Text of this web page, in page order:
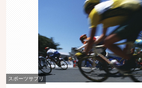
スポーツサプリ